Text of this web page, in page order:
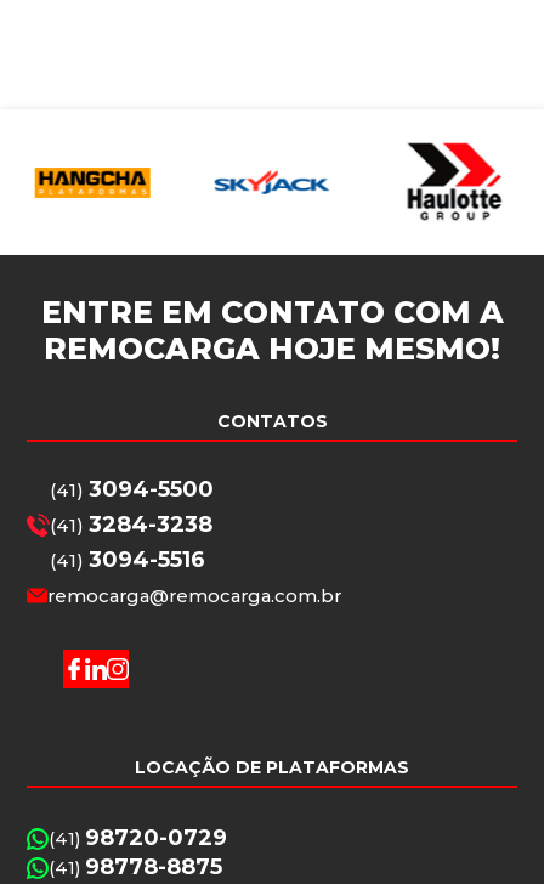
ENTRE EM CONTATO COM A
REMOCARGA HOJE MESMO!
CONTATOS
(41)3094-5500
(41)3284-3238
(41)3094-5516
remocarga@remocarga.com.br
LOCAÇÃO DE PLATAFORMAS
(41) 98720-0729
(41) 98778-8875